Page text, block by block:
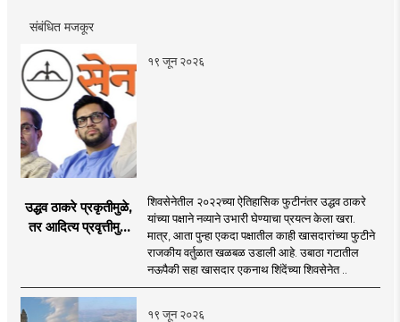
संबंधित मजकूर
१९ जून २०२६
उद्धव ठाकरे प्रकृतीमुळे,
तर आदित्य प्रवृत्तीमुळे
शिवसेनेतील २०२२च्या ऐतिहासिक फुटीनंतर उद्धव ठाकरे
यांच्या पक्षाने नव्याने उभारी घेण्याचा प्रयत्न केला खरा.
मात्र, आता पुन्हा एकदा पक्षातील काही खासदारांच्या फुटीने
राजकीय वर्तुळात खळबळ उडाली आहे. उबाठा गटातील
नऊपैकी सहा खासदार एकनाथ शिंदेंच्या शिवसेनेत ..
१९ जून २०२६